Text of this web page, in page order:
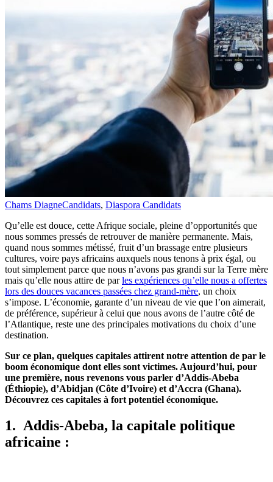
Chams DiagneCandidats, Diaspora Candidats
Qu’elle est douce, cette Afrique sociale, pleine d’opportunités que
nous sommes pressés de retrouver de manière permanente. Mais,
quand nous sommes métissé, fruit d’un brassage entre plusieurs
cultures, voire pays africains auxquels nous tenons à prix égal, ou
tout simplement parce que nous n’avons pas grandi sur la Terre mère
mais qu’elle nous attire de parles expériences qu’elle nous a offertes
lors des douces vacances passées chez grand-mère, un choix
s’impose. L’économie, garante d’un niveau de vie que l’on aimerait,
de préférence, supérieur à celui que nous avons de l’autre côté de
l’Atlantique, reste une des principales motivations du choix d’une
destination.
Sur ce plan, quelques capitales attirent notre attention de par le
boom économique dont elles sont victimes. Aujourd’hui, pour
une première, nous revenons vous parler d’Addis-Abeba
(Éthiopie), d’Abidjan (Côte d’Ivoire) et d’Accra (Ghana).
Découvrez ces capitales à fort potentiel économique.
1. Addis-Abeba, la capitale politique
africaine :